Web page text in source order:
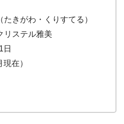
きがわ・くりすてる）
リステル雅美
日
在）